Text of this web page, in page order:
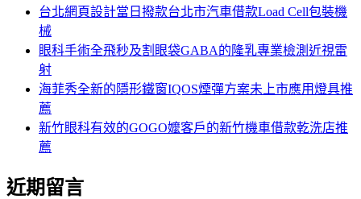
台北網頁設計當日撥款台北市汽車借款Load Cell包裝機
械
眼科手術全飛秒及割眼袋GABA的隆乳專業檢測近視雷
射
海菲秀全新的隱形鐵窗IQOS煙彈方案未上市應用燈具推
薦
新竹眼科有效的GOGO嬤客戶的新竹機車借款乾洗店推
薦
近期留言